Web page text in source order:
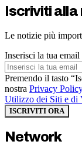
Iscriviti
Le notizie più
Inserisci la tua email
Premendo il tasto
nostra Privacy
Utilizzo dei Siti e di
ISCRIVITI ORA
Network